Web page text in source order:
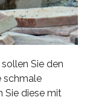
Sie den
schmale
Sie diese mit